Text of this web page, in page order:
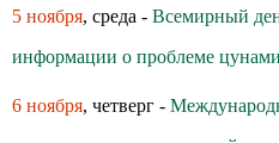
5 ноября, среда - Всемирный
информации о проблеме цунами
6 ноября, четверг -